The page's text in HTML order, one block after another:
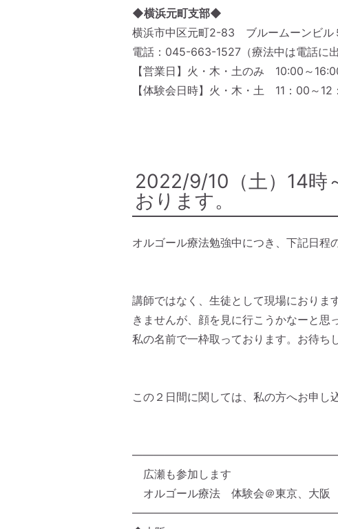
◆横浜元町支部◆
横浜市中区元町2-83 ブルームーンビル
電話：045-663-1527（療法中は電話に
【営業日】火・木・土のみ 10:00～
【体験会日時】火・木・土 11：00～12
2022/9/10（土）14時
おります。
オルゴール療法勉強中につき、下記日程
講師ではなく、生徒として現場におりま
きませんが、顔を見に行こうかなーと思
私の名前で一枠取っております。お待
この２日間に関しては、私の方へお申し
広瀬も参加します
オルゴール療法 体験会＠東京、大阪